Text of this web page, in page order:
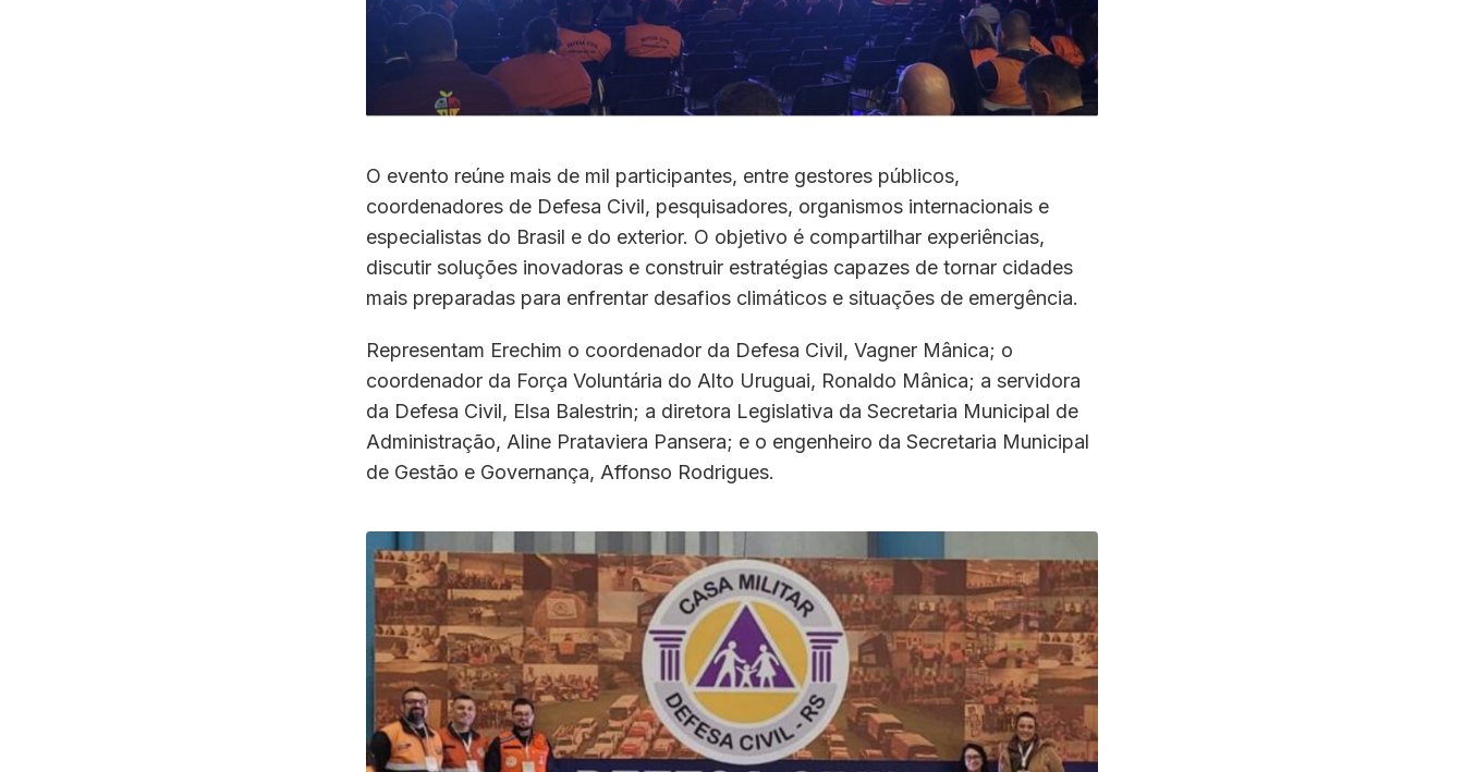
O evento reúne mais de mil participantes, entre gestores públicos,
coordenadores de Defesa Civil, pesquisadores, organismos internacionais e
especialistas do Brasil e do exterior. O objetivo é compartilhar experiências,
discutir soluções inovadoras e construir estratégias capazes de tornar cidades
mais preparadas para enfrentar desafios climáticos e situações de emergência.
Representam Erechim o coordenador da Defesa Civil, Vagner Mânica; o
coordenador da Força Voluntária do Alto Uruguai, Ronaldo Mânica; a servidora
da Defesa Civil, Elsa Balestrin; a diretora Legislativa da Secretaria Municipal de
Administração, Aline Prataviera Pansera; e o engenheiro da Secretaria Municipal
de Gestão e Governança, Affonso Rodrigues.